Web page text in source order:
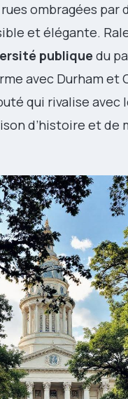
ombragées par
et élégante.
publique du
avec Durham et
qui rivalise avec
d’histoire et de